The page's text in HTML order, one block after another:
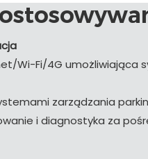
Wi-Fi/4G umożliwiająca
zarządzania
i diagnostyka za